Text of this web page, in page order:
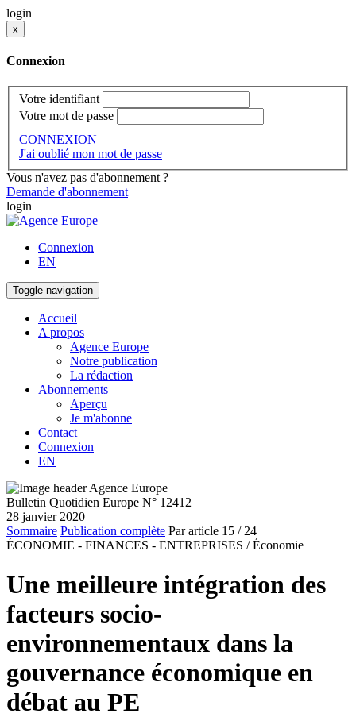
login
x
Connexion
Votre identifiant
Votre mot de passe
CONNEXION
J'ai oublié mon mot de passe
Vous n'avez pas d'abonnement ?
Demande d'abonnement
login
Connexion
EN
Toggle navigation
Accueil
A propos
Agence Europe
Notre publication
La rédaction
Abonnements
Aperçu
Je m'abonne
Contact
Connexion
EN
Bulletin Quotidien Europe N° 12412
28 janvier 2020
Sommaire Publication complète Par article 15 / 24
ÉCONOMIE - FINANCES - ENTREPRISES / Économie
Une meilleure intégration des
facteurs socio-
environnementaux dans la
gouvernance économique en
débat au PE